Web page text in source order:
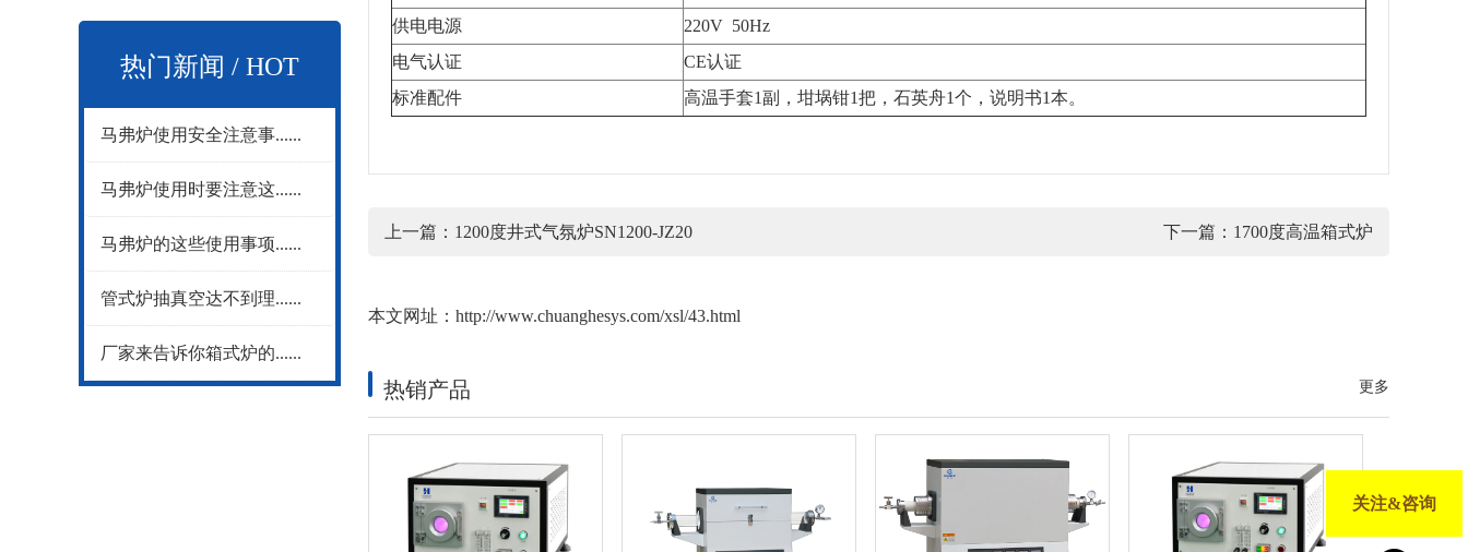
热门新闻 / HOT
NEWS
马弗炉使用安全注意事......
马弗炉使用时要注意这......
马弗炉的这些使用事项......
管式炉抽真空达不到理......
厂家来告诉你箱式炉的......
供电电源
220V 50Hz
电气认证
CE认证
标准配件
高温手套1副，坩埚钳1把，石英舟1个，说明书1本。
上一篇： 1200度井式气氛炉SN1200-JZ20 下一篇： 1700度高温箱式炉
本文网址： http://www.chuanghesys.com/xsl/43.html
更多
热销产品
关注&咨询